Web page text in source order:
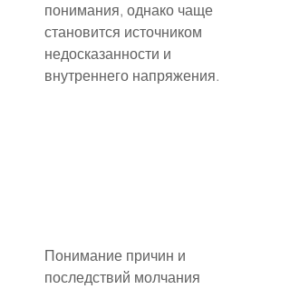
понимания, однако чаще
становится источником
недосказанности и
внутреннего напряжения.
Понимание причин и
последствий молчания